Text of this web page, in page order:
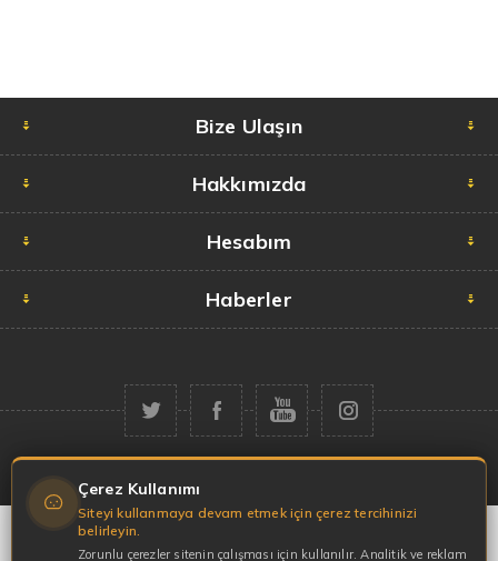
Bize Ulaşın
Hakkımızda
Hesabım
Haberler
Telif hakkı © 2026 Garaj Market. Tüm hakları saklıdır.
Çerez Kullanımı
Siteyi kullanmaya devam etmek için çerez tercihinizi
belirleyin.
Zorunlu çerezler sitenin çalışması için kullanılır. Analitik ve reklam